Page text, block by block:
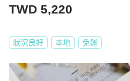
二手皮夾/保證正品🌳二手樹屋🌳
TWD 5,220
狀況良好 本地 免運